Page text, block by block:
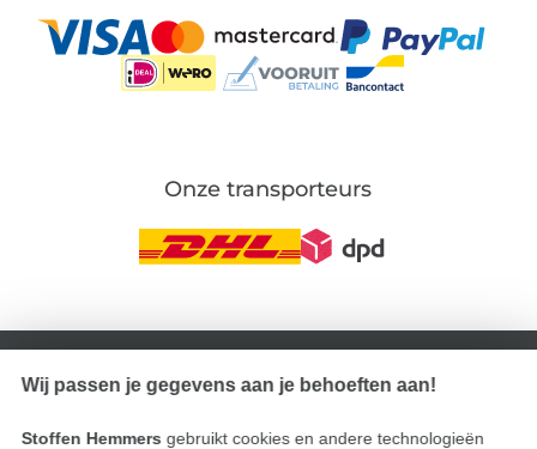
Onze transporteurs
Colofon
Wissel naar de Duitse shop
Wij passen je gegevens aan je behoeften aan!
Stoffen Hemmers gebruikt cookies en andere technologieën